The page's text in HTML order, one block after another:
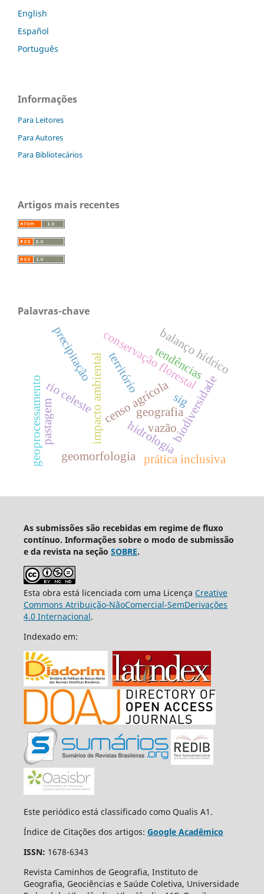
English
Español
Português
Informações
Para Leitores
Para Autores
Para Bibliotecários
Artigos mais recentes
Palavras-chave
conservação florestal
impacto ambientalcenso agrícolabiodiversidade
rio celeste
tendências
precipitação
vazão
balanço hídrico
geomorfologia
geoprocessamento hidrologia
território
pastagem geografia
prática inclusiva
sig
As submissões são recebidas em regime de fluxo
contínuo. Informações sobre o modo de submissão
e da revista na seção SOBRE.
Esta obra está licenciada com uma Licença Creative
Commons Atribuição-NãoComercial-SemDerivações
4.0 Internacional.
Indexado em:
Este periódico está classificado como Qualis A1.
Índice de Citações dos artigos: Google Acadêmico
ISSN: 1678-6343
Revista Caminhos de Geografia, Instituto de
Geografia, Geociências e Saúde Coletiva, Universidade